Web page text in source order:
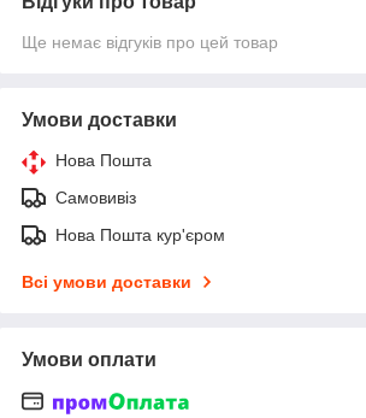
Ще немає відгуків про цей товар
Умови доставки
Нова Пошта
Самовивіз
Нова Пошта кур'єром
Всі умови доставки
Умови оплати